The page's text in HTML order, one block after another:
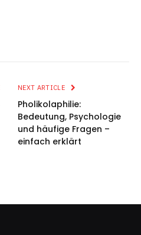
NEXT ARTICLE
Pholikolaphilie:
Bedeutung, Psychologie
und häufige Fragen –
einfach erklärt